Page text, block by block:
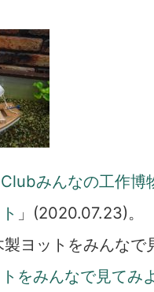
みんなの工作博
」(2020.07.23)。
ヨットをみんなで
トをみんなで見てみ